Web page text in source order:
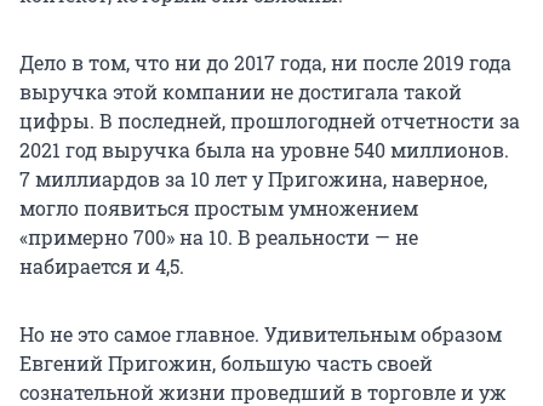
Дело в том, что ни до 2017 года, ни после 2019 года
выручка этой компании не достигала такой
цифры. В последней, прошлогодней отчетности за
2021 год выручка была на уровне 540 миллионов.
7 миллиардов за 10 лет у Пригожина, наверное,
могло появиться простым умножением
«примерно 700» на 10. В реальности — не
набирается и 4,5.
Но не это самое главное. Удивительным образом
Евгений Пригожин, большую часть своей
сознательной жизни проведший в торговле и уж